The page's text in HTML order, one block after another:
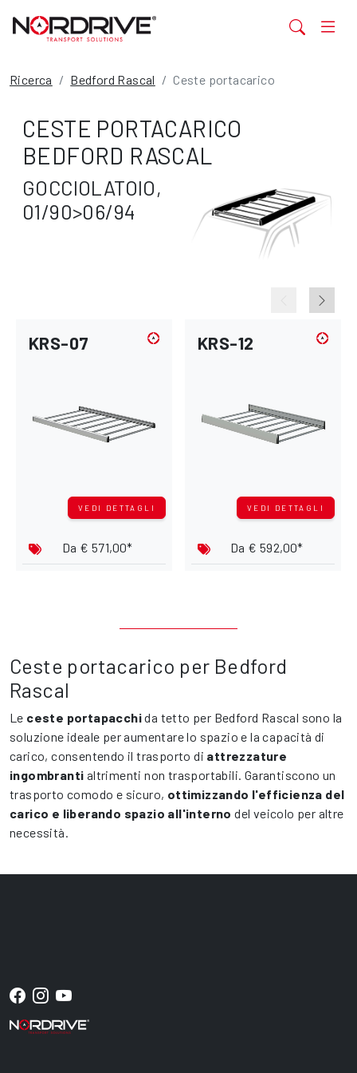
Ricerca Bedford Rascal Ceste portacarico
CESTE PORTACARICO
BEDFORD RASCAL
GOCCIOLATOIO,
01/90>06/94
KRS-07
VEDI DETTAGLI
Da € 571,00*
KRS-12
VEDI DETTAGLI
Da € 592,00*
Ceste portacarico per Bedford
Rascal
Le ceste portapacchida tetto per Bedford Rascal sono la
soluzione ideale per aumentare lo spazio e la capacità di
carico, consentendo il trasporto di attrezzature
ingombranti altrimenti non trasportabili. Garantiscono un
trasporto comodo e sicuro, ottimizzando l'efficienza del
carico e liberando spazio all'interno del veicolo per altre
necessità.